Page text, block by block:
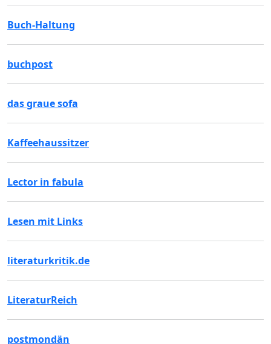
Buch-Haltung
buchpost
das graue sofa
Kaffeehaussitzer
Lector in fabula
Lesen mit Links
literaturkritik.de
LiteraturReich
postmondän